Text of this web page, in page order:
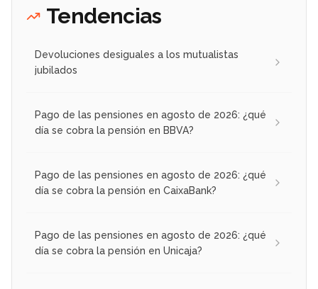
Tendencias
Devoluciones desiguales a los mutualistas
jubilados
Pago de las pensiones en agosto de 2026: ¿qué
día se cobra la pensión en BBVA?
Pago de las pensiones en agosto de 2026: ¿qué
día se cobra la pensión en CaixaBank?
Pago de las pensiones en agosto de 2026: ¿qué
día se cobra la pensión en Unicaja?